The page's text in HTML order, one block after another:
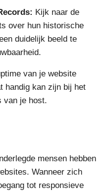
Kijk naar de
over hun historische
duidelijk beeld te
van je website
handig kan zijn bij het
van je host.
mensen hebben
Wanneer zich
tot responsieve